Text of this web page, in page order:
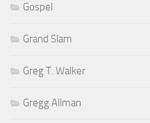
Gospel
Grand Slam
Greg T. Walker
Gregg Allman